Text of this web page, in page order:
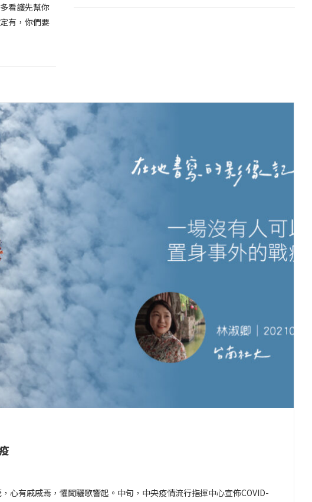
看護先幫你
有，你們要
心有戚戚焉，懼聞驪歌響起。中旬，中央疫情流行指揮中心宣佈COVID-